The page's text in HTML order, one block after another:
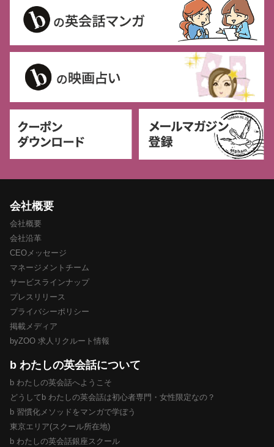
会社概要
会社概要
会社沿革
CEOメッセージ
マネージメントチーム
サービスラインナップ
プレスリリース
プライバシーポリシー
掲載メディア
byZOO 求人リクルート情報
b わたしの英会話について
b わたしの英会話へようこそ
どうしてb わたしの英会話は初心者専門・女性限定なの？
b 習慣化メソッドをマンガで学ぼう
東京エリア(スクール所在地)
b わたしの英会話銀座スクール